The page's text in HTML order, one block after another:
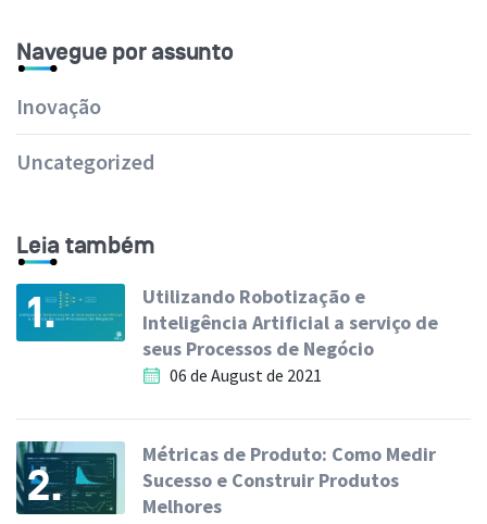
Navegue por assunto
Inovação
Uncategorized
Leia também
1.
Utilizando Robotização e
Inteligência Artificial a serviço de
seus Processos de Negócio
06 de August de 2021
2.
Métricas de Produto: Como Medir
Sucesso e Construir Produtos
Melhores